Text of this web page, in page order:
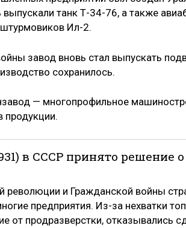
танк Т-34-76, а также
Ил-2.
завод вновь стал выпускать
сохранилось.
— многопрофильное
продукции.
в СССР принято решение
революции и Гражданской войны
предприятия. Из-за нехватки
от продразверстки, отказывались